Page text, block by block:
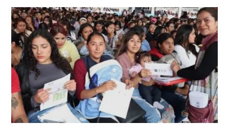
nueva
beca
de
mil
900
pesos
para
estudiantes
de
universidad
en